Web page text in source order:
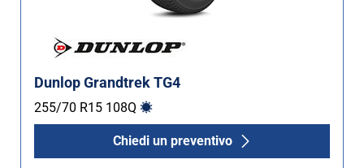
Dunlop Grandtrek TG4
255/70 R15 108Q
Chiedi un preventivo